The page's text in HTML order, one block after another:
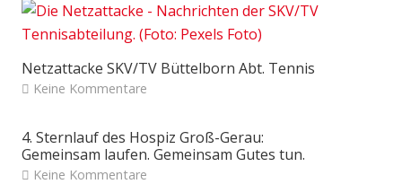
Netzattacke SKV/TV Büttelborn Abt. Tennis
Keine Kommentare
4. Sternlauf des Hospiz Groß-Gerau:
Gemeinsam laufen. Gemeinsam Gutes tun.
Keine Kommentare